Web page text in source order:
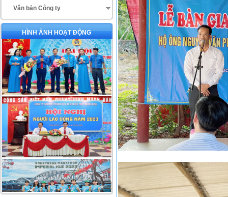
Văn bản Công ty
HÌNH ẢNH HOẠT ĐỘNG